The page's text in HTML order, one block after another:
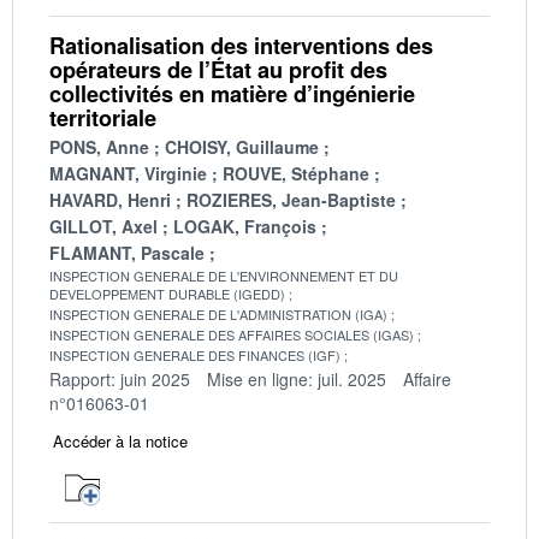
Rationalisation des interventions des
opérateurs de l’État au profit des
collectivités en matière d’ingénierie
territoriale
PONS, Anne
CHOISY, Guillaume
MAGNANT, Virginie
ROUVE, Stéphane
HAVARD, Henri
ROZIERES, Jean-Baptiste
GILLOT, Axel
LOGAK, François
FLAMANT, Pascale
INSPECTION GENERALE DE L'ENVIRONNEMENT ET DU
DEVELOPPEMENT DURABLE (IGEDD)
INSPECTION GENERALE DE L'ADMINISTRATION (IGA)
INSPECTION GENERALE DES AFFAIRES SOCIALES (IGAS)
INSPECTION GENERALE DES FINANCES (IGF)
Rapport: juin 2025 Mise en ligne: juil. 2025
Affaire
n°016063-01
Accéder à la notice